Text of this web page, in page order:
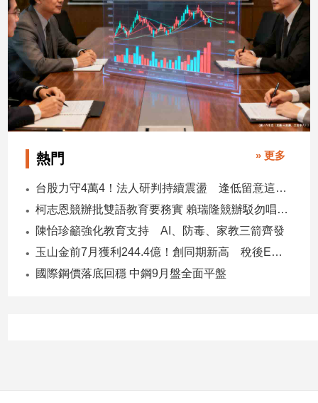
消
費
健
康/
親
子/
感
情
藝
文
創
影
熱門 » 更多
台股力守4萬4！法人研判持續震盪 逢低留意這些族群
柯志恩競辦批雙語教育要務實 賴瑞隆競辦駁勿唱衰高雄
陳怡珍籲強化教育支持 AI、防毒、家教三箭齊發
玉山金前7月獲利244.4億！創同期新高 稅後EPS自結1.51元
國際鋼價落底回穩 中鋼9月盤全面平盤